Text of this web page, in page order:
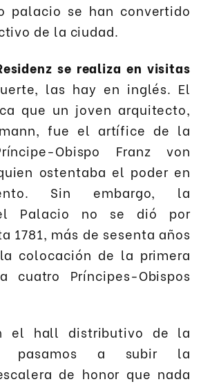
palacio se han convertido
de la ciudad.
se realiza en visitas
las hay en inglés. El
que un joven arquitecto,
fue el artífice de la
Obispo Franz von
ostentaba el poder en
Sin embargo, la
Palacio no se dió por
1781, más de sesenta años
colocación de la primera
cuatro Príncipes-Obispos
el hall distributivo de la
pasamos a subir la
de honor que nada